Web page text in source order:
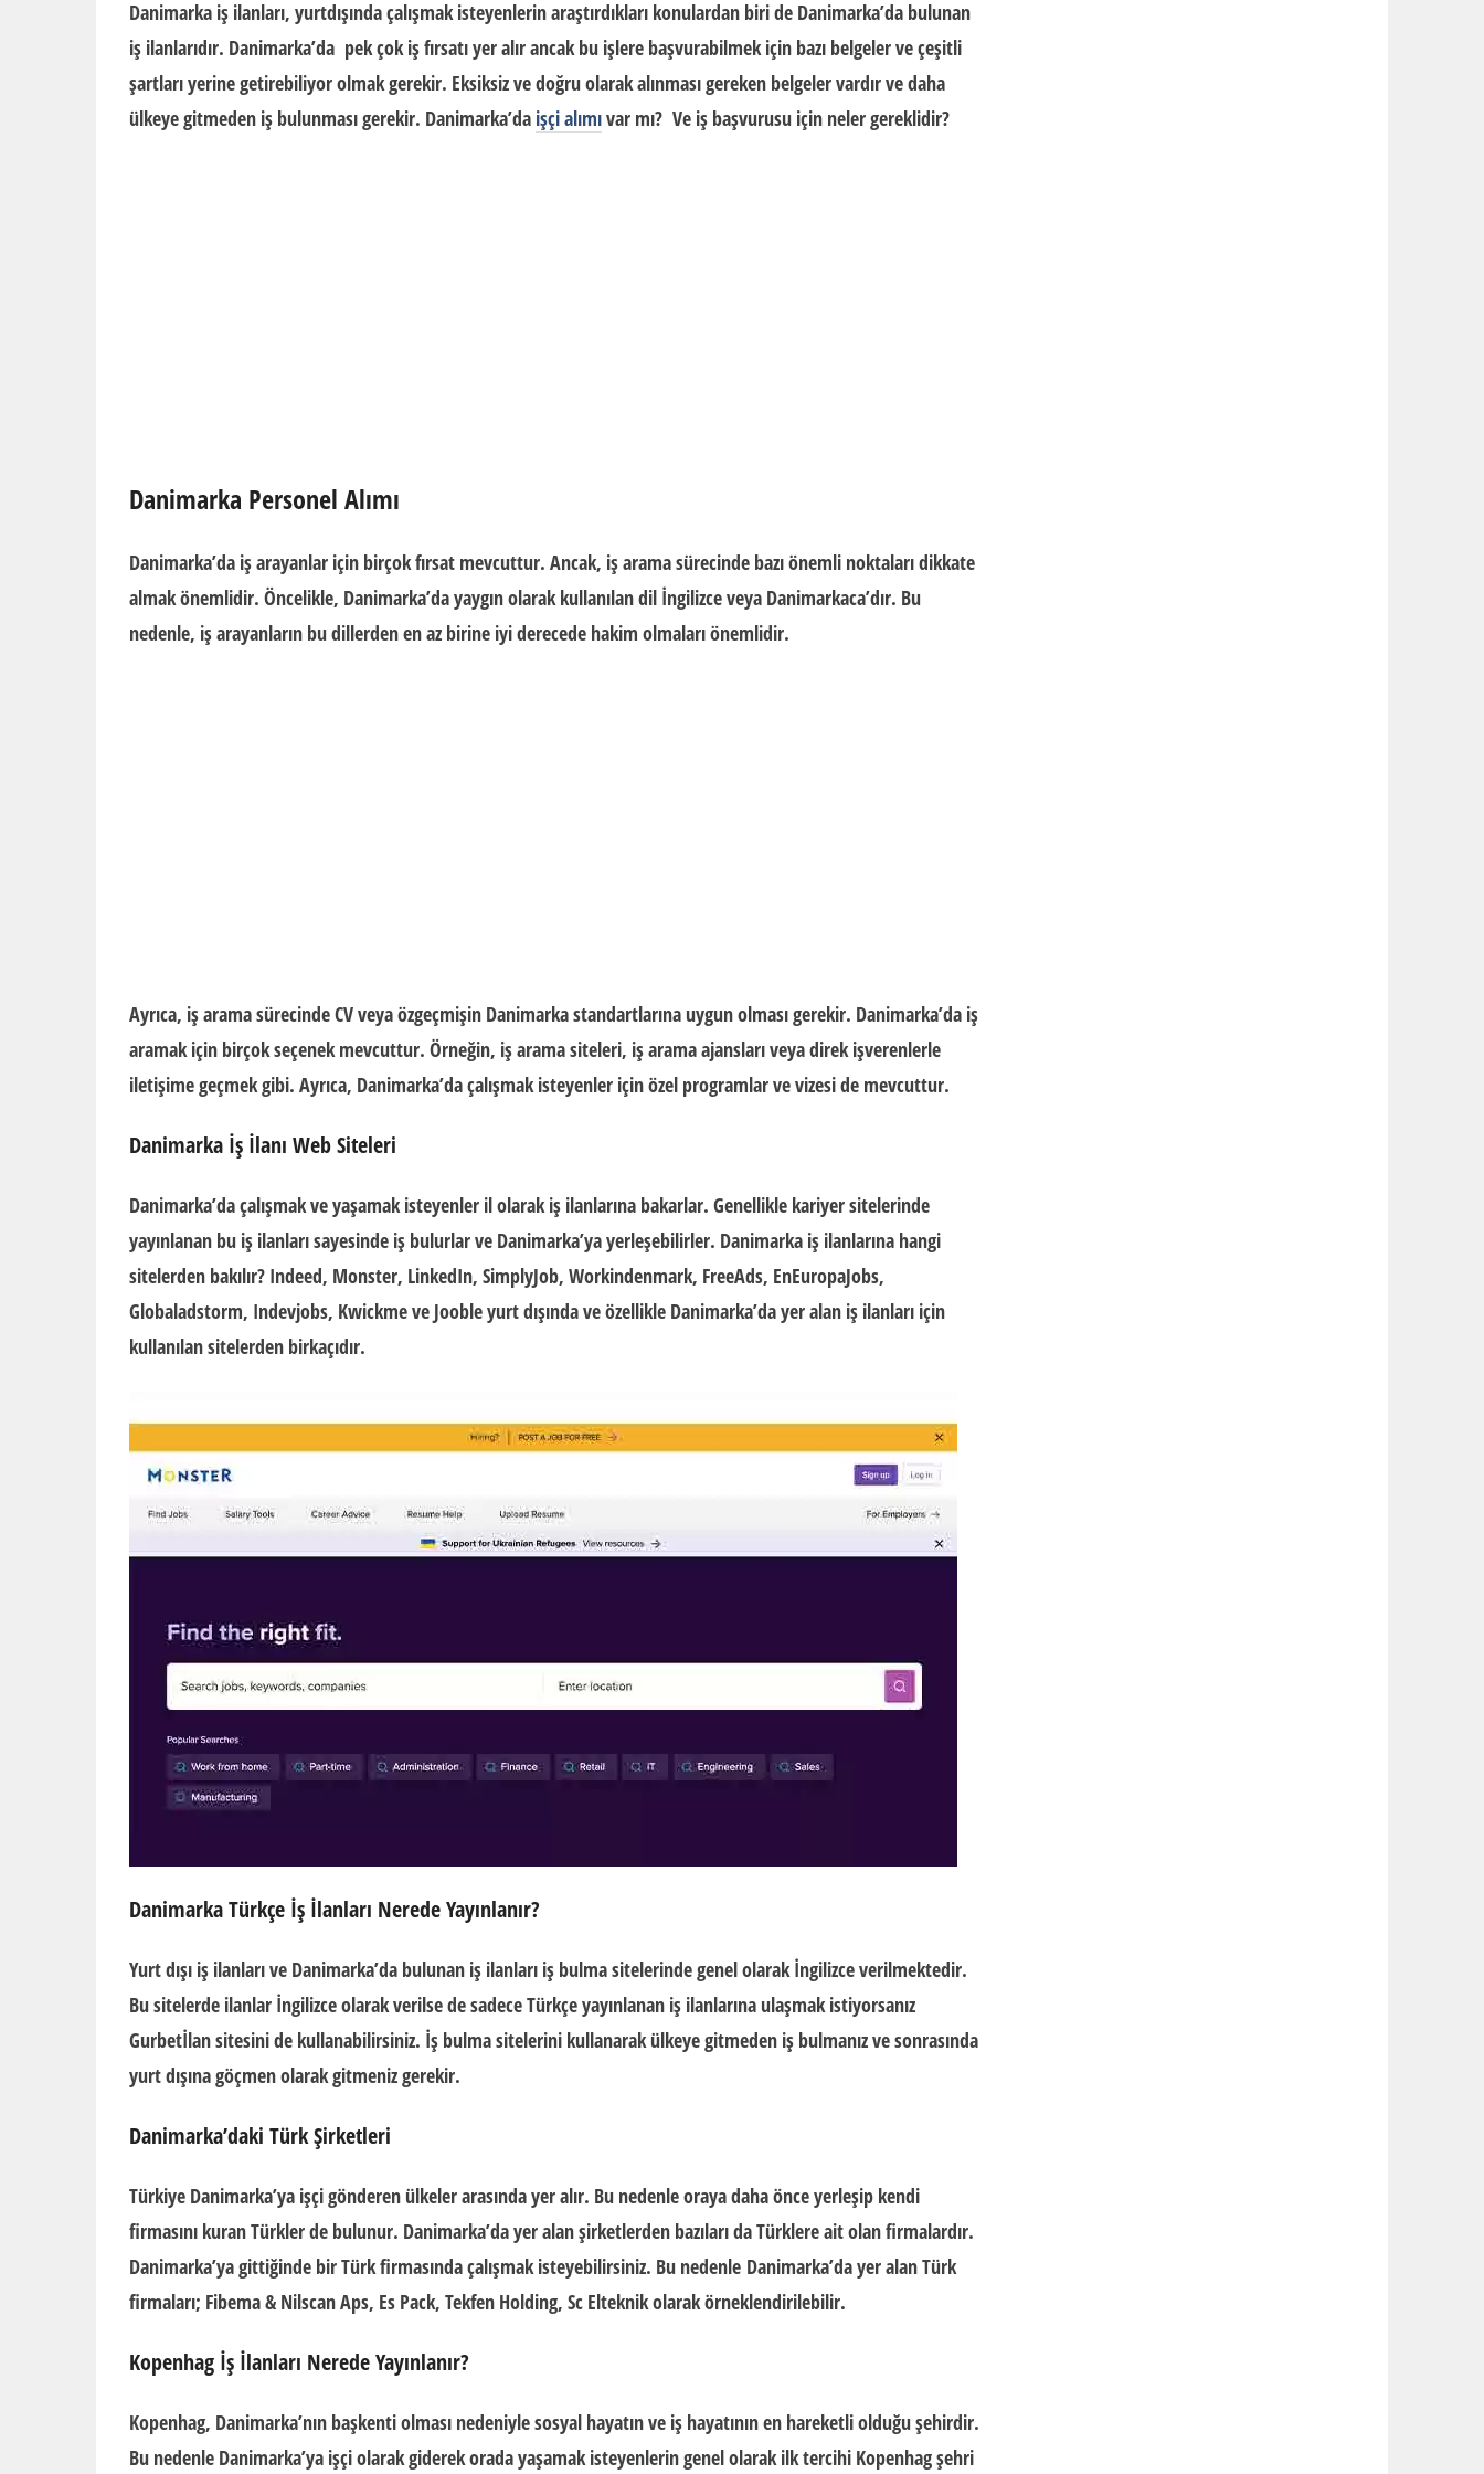
Danimarka iş ilanları, yurtdışında çalışmak isteyenlerin araştırdıkları konulardan biri de Danimarka’da bulunan
iş ilanlarıdır. Danimarka’da pek çok iş fırsatı yer alır ancak bu işlere başvurabilmek için bazı belgeler ve çeşitli
şartları yerine getirebiliyor olmak gerekir. Eksiksiz ve doğru olarak alınması gereken belgeler vardır ve daha
ülkeye gitmeden iş bulunması gerekir. Danimarka’da işçi alımıvar mı? Ve iş başvurusu için neler gereklidir?
Danimarka Personel Alımı
Danimarka’da iş arayanlar için birçok fırsat mevcuttur. Ancak, iş arama sürecinde bazı önemli noktaları dikkate
almak önemlidir. Öncelikle, Danimarka’da yaygın olarak kullanılan dil İngilizce veya Danimarkaca’dır. Bu
nedenle, iş arayanların bu dillerden en az birine iyi derecede hakim olmaları önemlidir.
Ayrıca, iş arama sürecinde CV veya özgeçmişin Danimarka standartlarına uygun olması gerekir. Danimarka’da iş
aramak için birçok seçenek mevcuttur. Örneğin, iş arama siteleri, iş arama ajansları veya direk işverenlerle
iletişime geçmek gibi. Ayrıca, Danimarka’da çalışmak isteyenler için özel programlar ve vizesi de mevcuttur.
Danimarka İş İlanı Web Siteleri
Danimarka’da çalışmak ve yaşamak isteyenler il olarak iş ilanlarına bakarlar. Genellikle kariyer sitelerinde
yayınlanan bu iş ilanları sayesinde iş bulurlar ve Danimarka’ya yerleşebilirler. Danimarka iş ilanlarına hangi
sitelerden bakılır? Indeed, Monster, LinkedIn, SimplyJob, Workindenmark, FreeAds, EnEuropaJobs,
Globaladstorm, Indevjobs, Kwickme ve Jooble yurt dışında ve özellikle Danimarka’da yer alan iş ilanları için
kullanılan sitelerden birkaçıdır.
Danimarka Türkçe İş İlanları Nerede Yayınlanır?
Yurt dışı iş ilanları ve Danimarka’da bulunan iş ilanları iş bulma sitelerinde genel olarak İngilizce verilmektedir.
Bu sitelerde ilanlar İngilizce olarak verilse de sadece Türkçe yayınlanan iş ilanlarına ulaşmak istiyorsanız
Gurbetİlan sitesini de kullanabilirsiniz. İş bulma sitelerini kullanarak ülkeye gitmeden iş bulmanız ve sonrasında
yurt dışına göçmen olarak gitmeniz gerekir.
Danimarka’daki Türk Şirketleri
Türkiye Danimarka’ya işçi gönderen ülkeler arasında yer alır. Bu nedenle oraya daha önce yerleşip kendi
firmasını kuran Türkler de bulunur. Danimarka’da yer alan şirketlerden bazıları da Türklere ait olan firmalardır.
Danimarka’ya gittiğinde bir Türk firmasında çalışmak isteyebilirsiniz. Bu nedenle Danimarka’da yer alan Türk
firmaları; Fibema & Nilscan Aps, Es Pack, Tekfen Holding, Sc Elteknik olarak örneklendirilebilir.
Kopenhag İş İlanları Nerede Yayınlanır?
Kopenhag, Danimarka’nın başkenti olması nedeniyle sosyal hayatın ve iş hayatının en hareketli olduğu şehirdir.
Bu nedenle Danimarka’ya işçi olarak giderek orada yaşamak isteyenlerin genel olarak ilk tercihi Kopenhag şehri